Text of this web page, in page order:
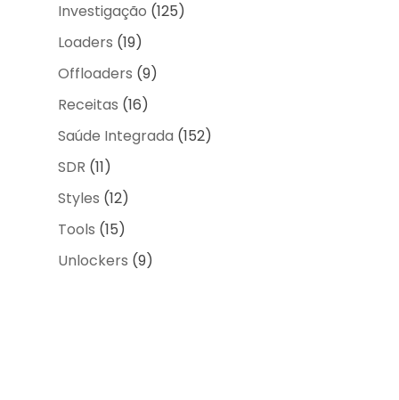
Investigação (125)
Loaders (19)
Offloaders (9)
Receitas (16)
Saúde Integrada (152)
SDR (11)
Styles (12)
Tools (15)
Unlockers (9)